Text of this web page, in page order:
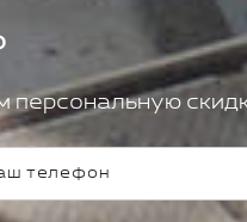
персональную